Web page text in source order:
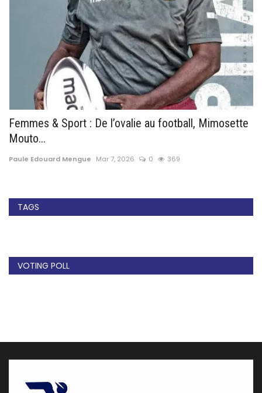
Femmes & Sport : De l’ovalie au football, Mimosette
Mouto...
Paule Edouard Mengue Mar 7, 2026 0 369
TAGS
VOTING POLL